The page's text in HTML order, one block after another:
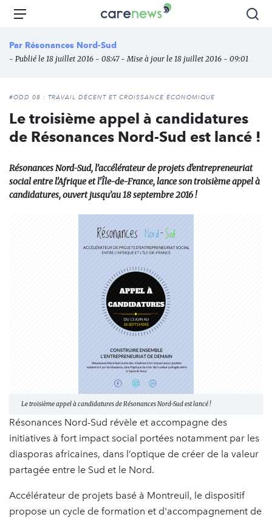
Aller
principal
Carenews,
média
des
l'engagement
Menu
Par Résonances Nord-Sud
- Publié le 18 juillet 2016 - 08:47 - Mise à jour le 18 juillet 2016 - 09:01
#ODD 08 : TRAVAIL DÉCENT ET CROISSANCE ÉCONOMIQUE
Le troisième appel à candidatures
de Résonances Nord-Sud est lancé !
Résonances Nord-Sud, l’accélérateur de projets d'entrepreneuriat
social entre l'Afrique et l'Île-de-France, lance son troisième appel à
candidatures, ouvert jusqu’au 18 septembre 2016 !
Le troisième appel à candidatures de Résonances Nord-Sud est lancé !
Résonances Nord-Sud révèle et accompagne des
initiatives à fort impact social portées notamment par les
diasporas africaines, dans l’optique de créer de la valeur
partagée entre le Sud et le Nord.
Accélérateur de projets basé à Montreuil, le dispositif
propose un cycle de formation et d'accompagnement de